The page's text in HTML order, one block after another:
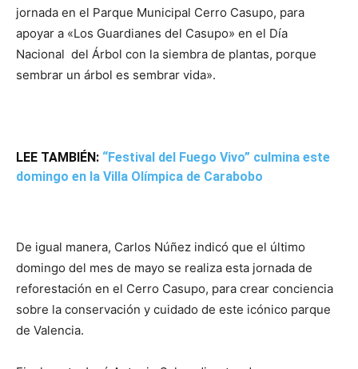
jornada en el Parque Municipal Cerro Casupo, para
apoyar a «Los Guardianes del Casupo» en el Día
Nacional del Árbol con la siembra de plantas, porque
sembrar un árbol es sembrar vida».
LEE TAMBIÉN: “Festival del Fuego Vivo” culmina este
domingo en la Villa Olímpica de Carabobo
De igual manera, Carlos Núñez indicó que el último
domingo del mes de mayo se realiza esta jornada de
reforestación en el Cerro Casupo, para crear conciencia
sobre la conservación y cuidado de este icónico parque
de Valencia.